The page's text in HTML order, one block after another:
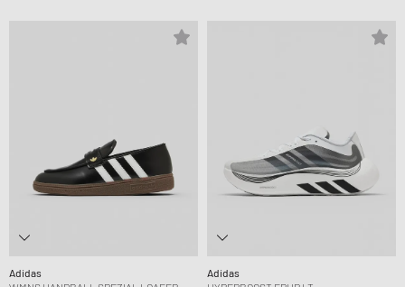
Adidas
Adidas